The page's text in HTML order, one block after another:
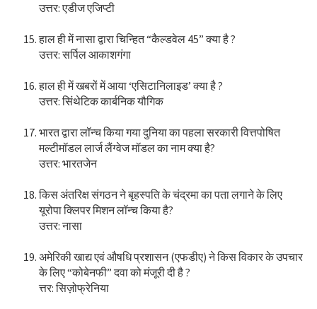
उत्तर: एडीज एजिप्टी
हाल ही में नासा द्वारा चिन्हित “कैल्डवेल 45” क्या है ?
उत्तर: सर्पिल आकाशगंगा
हाल ही में खबरों में आया ‘एसिटानिलाइड’ क्या है ?
उत्तर: सिंथेटिक कार्बनिक यौगिक
भारत द्वारा लॉन्च किया गया दुनिया का पहला सरकारी वित्तपोषित
मल्टीमॉडल लार्ज लैंग्वेज मॉडल का नाम क्या है?
उत्तर: भारतजेन
किस अंतरिक्ष संगठन ने बृहस्पति के चंद्रमा का पता लगाने के लिए
यूरोपा क्लिपर मिशन लॉन्च किया है?
उत्तर: नासा
अमेरिकी खाद्य एवं औषधि प्रशासन (एफडीए) ने किस विकार के उपचार
के लिए “कोबेनफी” दवा को मंजूरी दी है ?
त्तर: सिज़ोफ्रेनिया